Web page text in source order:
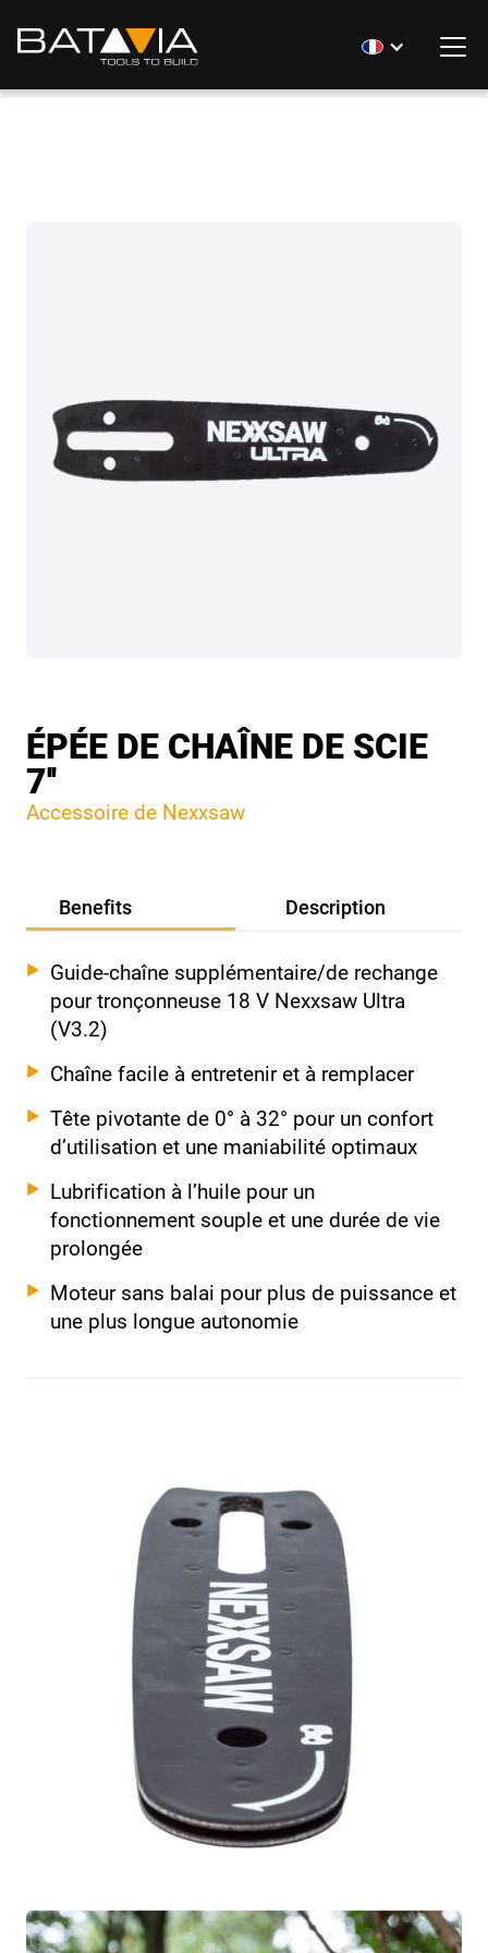
ÉPÉE DE CHAÎNE DE SCIE
7''
Accessoire de Nexxsaw
Benefits Description
Guide-chaîne supplémentaire/de rechange
pour tronçonneuse 18 V Nexxsaw Ultra
(V3.2)
Chaîne facile à entretenir et à remplacer
Tête pivotante de 0° à 32° pour un confort
d’utilisation et une maniabilité optimaux
Lubrification à l’huile pour un
fonctionnement souple et une durée de vie
prolongée
Moteur sans balai pour plus de puissance et
une plus longue autonomie